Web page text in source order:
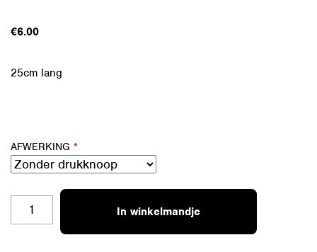
€6.00
25cm lang
AFWERKING *
SJAALLABEL
PASTEL
In winkelmandje